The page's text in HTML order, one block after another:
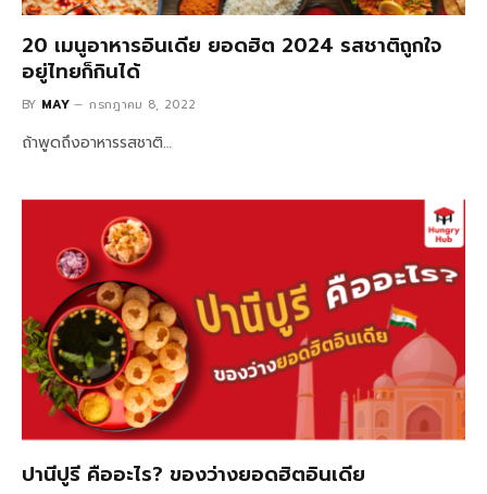
20 เมนูอาหารอินเดีย ยอดฮิต 2024 รสชาติถูกใจ
อยู่ไทยก็กินได้
BY MAY กรกฎาคม 8, 2022
ถ้าพูดถึงอาหารรสชาติ…
ปานีปูรี คืออะไร? ของว่างยอดฮิตอินเดีย